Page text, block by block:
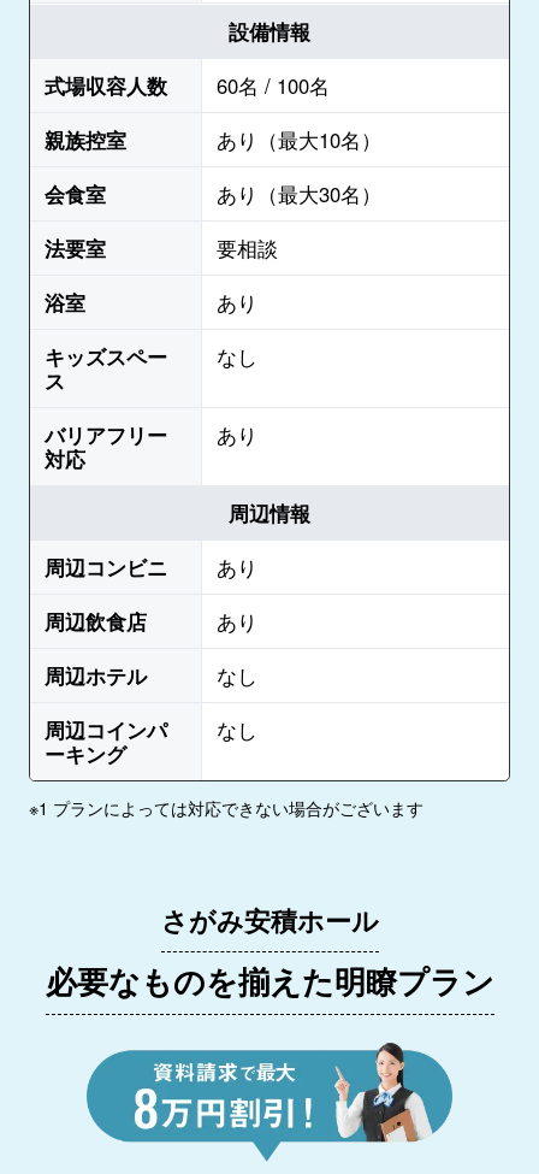
設備情報
式場収容人数
60名 / 100名
親族控室
あり（最大10名）
会食室
あり（最大30名）
法要室
要相談
浴室
あり
キッズスペー
ス
なし
バリアフリー
対応
あり
周辺情報
周辺コンビニ
あり
周辺飲食店
あり
周辺ホテル
なし
周辺コインパ
ーキング
なし
※1 プランによっては対応できない場合がございます
さがみ安積ホール
必要なものを揃えた明瞭プラン